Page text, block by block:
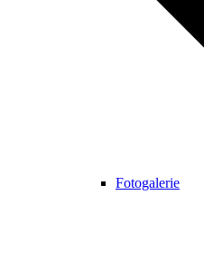
Fotogalerie